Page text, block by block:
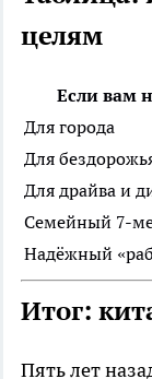
целям
Если вам
Для города
Для
Для драйва и
Семейный 7-
Надёжный
Итог:
Пять лет